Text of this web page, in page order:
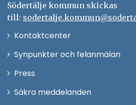
Södertälje kommun skickas
till:
KontaktcenterÖppna
Synpunkter och felanmälan
Press
Säkra meddelanden